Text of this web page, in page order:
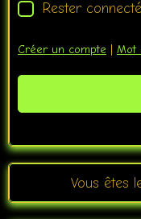
Rester connecté
Créer un compte | Mot
Vous êtes